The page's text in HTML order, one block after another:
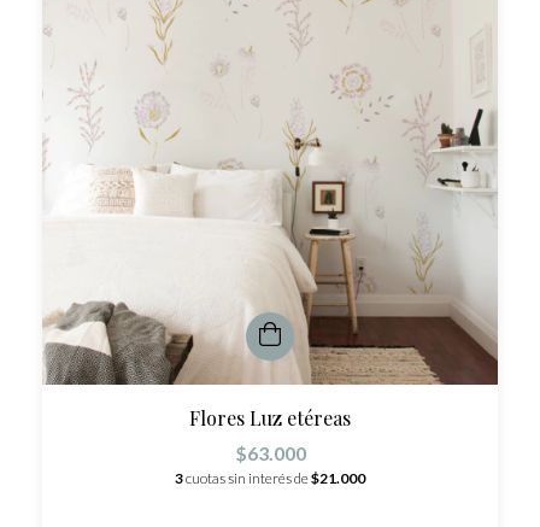
Flores Luz etéreas
$63.000
3cuotas sin interés de$21.000